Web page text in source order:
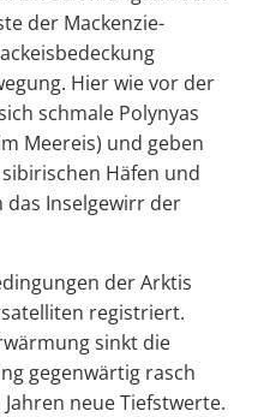
der Mackenzie-
Hier wie vor der
schmale Polynyas
Meereis) und geben
Häfen und
das Inselgewirr der
der Arktis
registriert.
sinkt die
gegenwärtig rasch
neue Tiefstwerte.